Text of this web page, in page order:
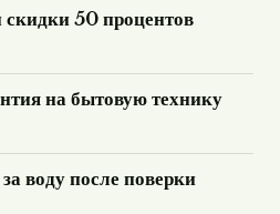
50 процентов
на бытовую технику
воду после поверки